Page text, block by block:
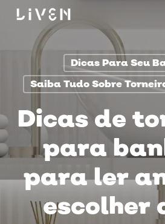
Skip
Dicas Para Seu
Saiba Tudo Sobre
Dicas de
para
para ler
escolher